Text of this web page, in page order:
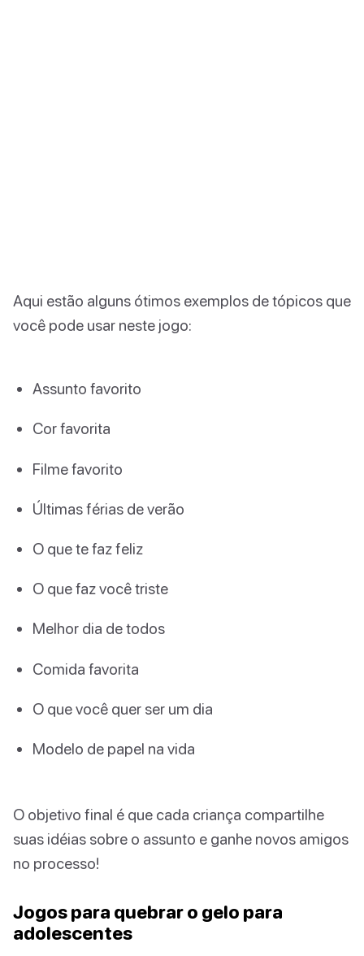
Aqui estão alguns ótimos exemplos de tópicos que
você pode usar neste jogo:
Assunto favorito
Cor favorita
Filme favorito
Últimas férias de verão
O que te faz feliz
O que faz você triste
Melhor dia de todos
Comida favorita
O que você quer ser um dia
Modelo de papel na vida
O objetivo final é que cada criança compartilhe
suas idéias sobre o assunto e ganhe novos amigos
no processo!
Jogos para quebrar o gelo para
adolescentes